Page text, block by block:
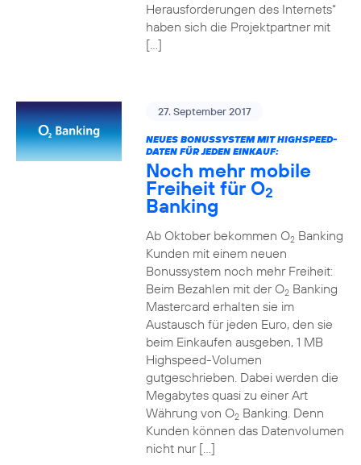
Herausforderungen des Internets“
haben sich die Projektpartner mit
[…]
27. September 2017
NEUES BONUSSYSTEM MIT HIGHSPEED-
DATEN FÜR JEDEN EINKAUF:
Noch mehr mobile
Freiheit für O2
Banking
Ab Oktober bekommen O2Banking
Kunden mit einem neuen
Bonussystem noch mehr Freiheit:
Beim Bezahlen mit der O2Banking
Mastercard erhalten sie im
Austausch für jeden Euro, den sie
beim Einkaufen ausgeben, 1 MB
Highspeed-Volumen
gutgeschrieben. Dabei werden die
Megabytes quasi zu einer Art
Währung von O2Banking. Denn
Kunden können das Datenvolumen
nicht nur […]